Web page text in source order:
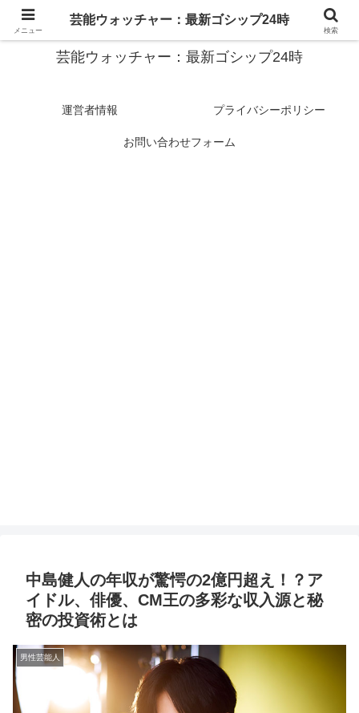
スターたちの裏側を徹底追跡！話題のゴシップがここに集結
芸能ウォッチャー：最新ゴシップ24時
運営者情報 プライバシーポリシー
お問い合わせフォーム
中島健人の年収が驚愕の2億円超え！？ア
イドル、俳優、CM王の多彩な収入源と秘
密の投資術とは
男性芸能人
メニュー
芸能ウォッチャー：最新ゴシップ24時
検索